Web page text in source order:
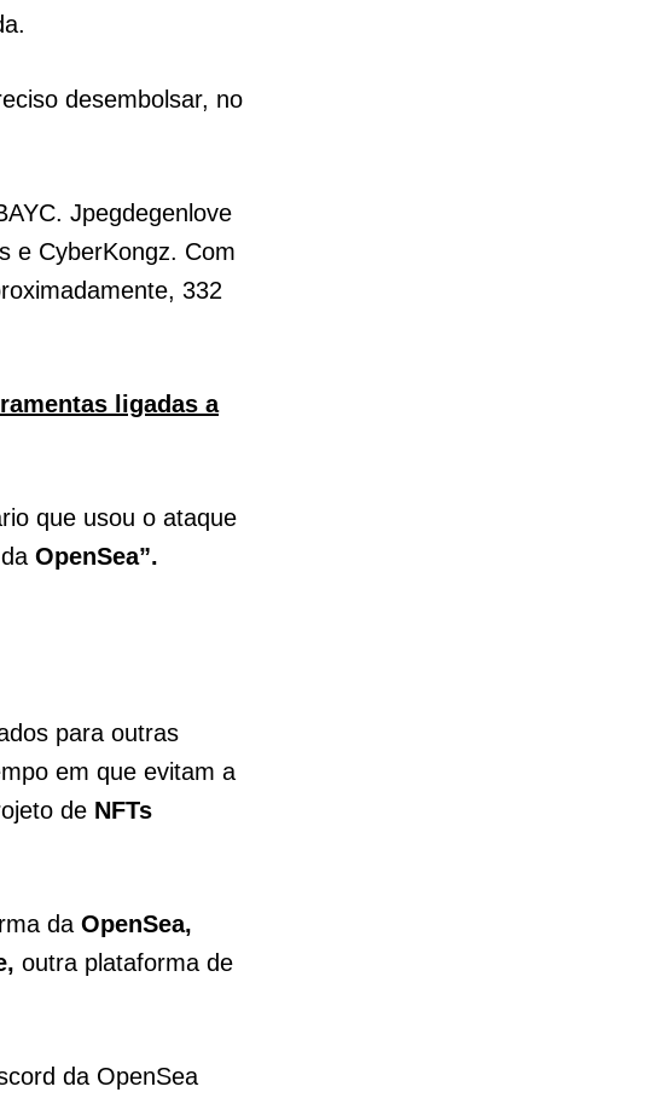
desembolsar, no
Jpegdegenlove
e CyberKongz. Com
332
ligadas a
que usou o ataque
OpenSea”.
para outras
em que evitam a
de NFTs
da OpenSea,
outra plataforma de
da OpenSea